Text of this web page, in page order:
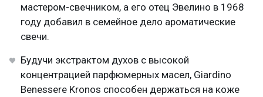
мастером-свечником, а его отец Эвелино в 1968
году добавил в семейное дело ароматические
свечи.
Будучи экстрактом духов с высокой
концентрацией парфюмерных масел, Giardino
Benessere Kronos способен держаться на коже